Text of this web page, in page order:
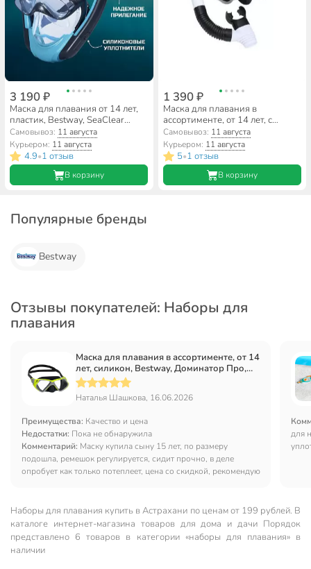
3 190 ₽
Маска для плавания от 14 лет,
пластик, Bestway, SeaClear
Flowtech, 24058
Самовывоз: 11 августа
Курьером: 11 августа
4.9•1 отзыв
В корзину
1 390 ₽
Маска для плавания в
ассортименте, от 14 лет, с
трубкой, Bestway, 24069
Самовывоз: 11 августа
Курьером: 11 августа
5•1 отзыв
В корзину
Популярные бренды
Bestway
Отзывы покупателей: Наборы для
плавания
Маска для плавания в ассортименте, от 14
лет, силикон, Bestway, Доминатор Про,
22075
Наталья Шашкова, 16.06.2026
Преимущества: Качество и цена
Недостатки: Пока не обнаружила
Комментарий: Маску купила сыну 15 лет, по размеру
подошла, ремешок регулируется, сидит прочно, в деле
опробует как только потеплеет, цена со скидкой, рекомендую
для
Наборы для плавания купить в Астрахани по ценам от 199 рублей. В
каталоге интернет-магазина товаров для дома и дачи Порядок
представлено 6 товаров в категории «наборы для плавания» в
наличии